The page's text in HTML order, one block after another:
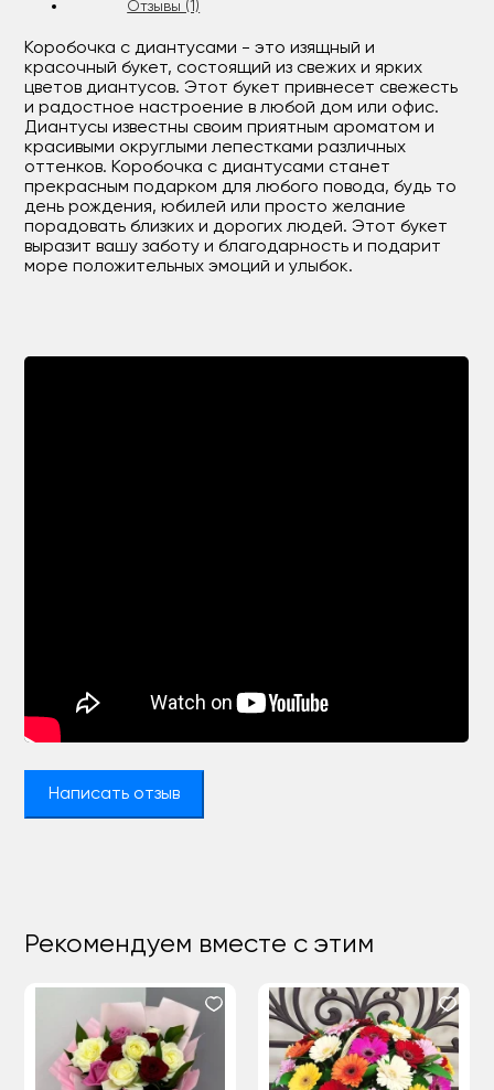
Отзывы (1)
Коробочка с диантусами - это изящный и
красочный букет, состоящий из свежих и ярких
цветов диантусов. Этот букет привнесет свежесть
и радостное настроение в любой дом или офис.
Диантусы известны своим приятным ароматом и
красивыми округлыми лепестками различных
оттенков. Коробочка с диантусами станет
прекрасным подарком для любого повода, будь то
день рождения, юбилей или просто желание
порадовать близких и дорогих людей. Этот букет
выразит вашу заботу и благодарность и подарит
море положительных эмоций и улыбок.
Написать отзыв
Рекомендуем вместе с этим